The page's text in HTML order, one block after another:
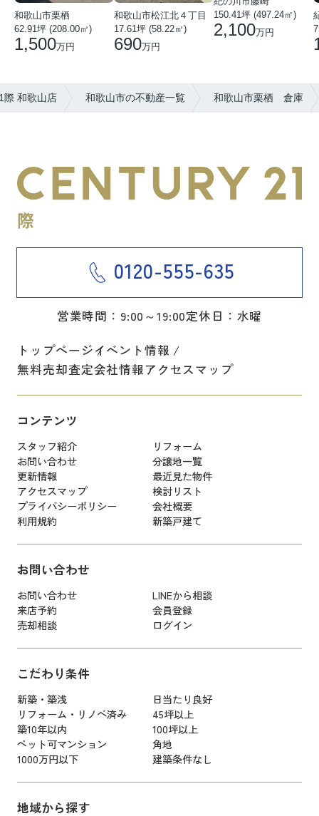
和歌山市栗栖
62.91坪 (208.00㎡)
1,500万円
和歌山市松江北４丁目
17.61坪 (58.22㎡)
690万円
150.41坪 (497.24㎡)
2,100万円
際 和歌山店 和歌山市の不動産一覧 和歌山市栗栖 倉庫
0120-555-635
営業時間：9:00～19:00定休日：水曜
トップページイベント情報
無料売却査定会社情報アクセスマップ
コンテンツ
スタッフ紹介
リフォーム
お問い合わせ
分譲地一覧
更新情報
最近見た物件
アクセスマップ
検討リスト
プライバシーポリシー
会社概要
利用規約
新築戸建て
お問い合わせ
お問い合わせ
LINEから相談
来店予約
会員登録
売却相談
ログイン
こだわり条件
新築・築浅
日当たり良好
リフォーム・リノベ済み
45坪以上
築10年以内
100坪以上
ペット可マンション
角地
1000万円以下
建築条件なし
地域から探す